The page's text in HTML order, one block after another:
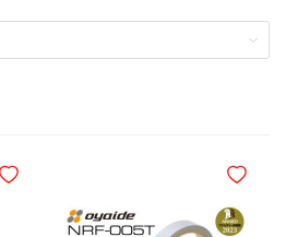
ほしいものリストに追加 ほしい